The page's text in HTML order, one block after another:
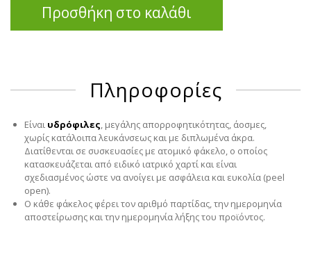
Προσθήκη στο καλάθι
Πληροφορίες
Είναι υδρόφιλες, μεγάλης απορροφητικότητας, άοσμες,
χωρίς κατάλοιπα λευκάνσεως και με διπλωμένα άκρα.
Διατίθενται σε συσκευασίες με ατομικό φάκελο, ο οποίος
κατασκευάζεται από ειδικό ιατρικό χαρτί και είναι
σχεδιασμένος ώστε να ανοίγει με ασφάλεια και ευκολία (peel
open).
Ο κάθε φάκελος φέρει τον αριθμό παρτίδας, την ημερομηνία
αποστείρωσης και την ημερομηνία λήξης του προϊόντος.